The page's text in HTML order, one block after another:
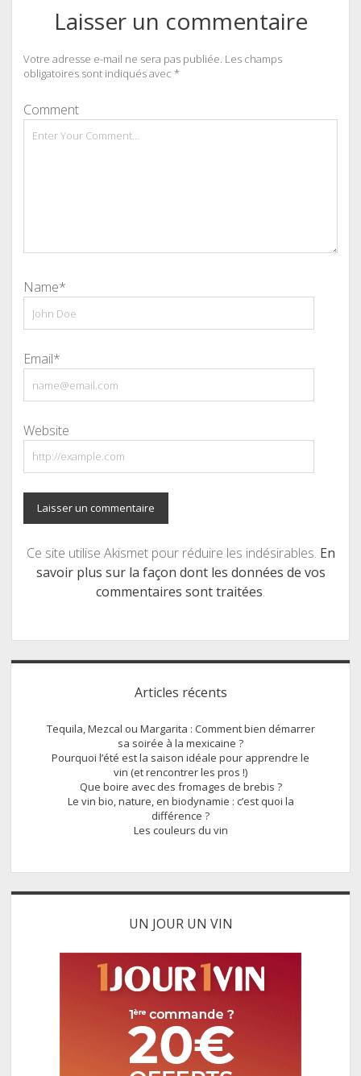
Laisser un commentaire
Votre adresse e-mail ne sera pas publiée. Les champs
obligatoires sont indiqués avec *
Comment
Name*
Email*
Website
Ce site utilise Akismet pour réduire les indésirables. En
savoir plus sur la façon dont les données de vos
commentaires sont traitées.
Sidebar
Articles récents
Tequila, Mezcal ou Margarita : Comment bien démarrer
sa soirée à la mexicaine ?
Pourquoi l’été est la saison idéale pour apprendre le
vin (et rencontrer les pros !)
Que boire avec des fromages de brebis ?
Le vin bio, nature, en biodynamie : c’est quoi la
différence ?
Les couleurs du vin
UN JOUR UN VIN